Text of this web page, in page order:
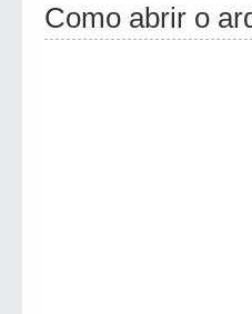
Como abrir o